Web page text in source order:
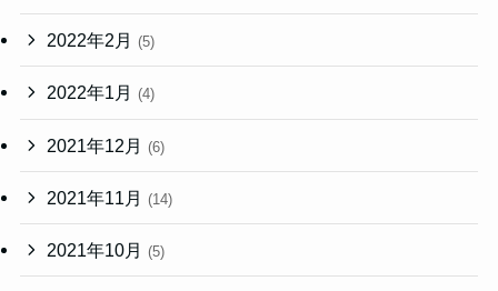
2022年2月 (5)
2022年1月 (4)
2021年12月 (6)
2021年11月 (14)
2021年10月 (5)